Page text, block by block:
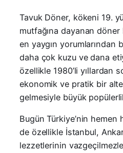
Tavuk Döner, kökeni 19.
mutfağına dayanan
en yaygın yorumlarından
daha çok kuzu ve dana
özellikle 1980’li yıllardan
ekonomik ve pratik bir
gelmesiyle büyük
Bugün Türkiye’nin
de özellikle İstanbul,
lezzetlerinin